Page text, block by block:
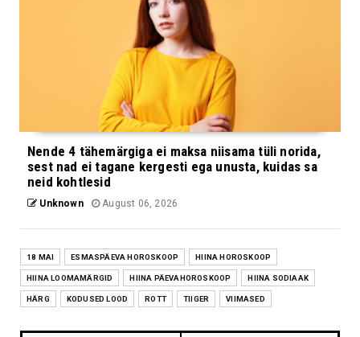
Nende 4 tähemärgiga ei maksa niisama tüli norida,
sest nad ei tagane kergesti ega unusta, kuidas sa
neid kohtlesid
Unknown August 06, 2026
18 MAI ESMASPÄEVA HOROSKOOP HIINA HOROSKOOP
HIINA LOOMAMÄRGID HIINA PÄEVAHOROSKOOP HIINA SODIAAK
HÄRG KODUSED LOOD ROTT TIIGER VIIMASED